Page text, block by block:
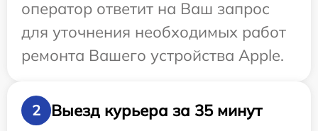
оператор ответит на Ваш запрос
для уточнения необходимых работ
ремонта Вашего устройства Apple.
2
Выезд курьера за 35 минут